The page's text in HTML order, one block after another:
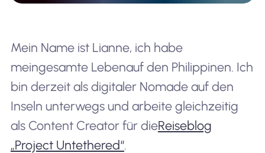
Mein Name ist Lianne, ich habe
meingesamte Lebenauf den Philippinen. Ich
bin derzeit als digitaler Nomade auf den
Inseln unterwegs und arbeite gleichzeitig
als Content Creator für dieReiseblog
„Project Untethered“.